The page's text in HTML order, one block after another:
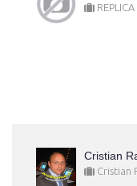
Cristian
Cristian